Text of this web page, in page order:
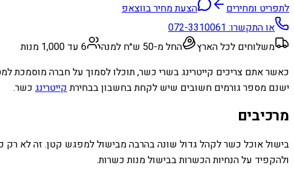
לתפריט ומחירים
הצעת מחיר בווצאפ
או התקשרו:072-3310061
משלוחים לכל הארץ
החל מ-50 ש״ח למנה
6 עד 1,000 מנות
כאשר אתם צריכים קייטרינג בשרי כשר, תוכלו לסמוך על חברה מוסמכת
ישנם מספר גורמים חשובים שיש לקחת בחשבון בבחירתקייטרינג כשר.
מרכיבים
בישול אוכל כשר לקהל גדול שונה בהרבה מבישול למפגש קטן. זה לא רק
ולהקפיד על הנחיות הכשרות בבישול מנות כשרות.